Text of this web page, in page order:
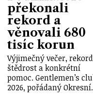
překonali
rekord a
věnovali 680
tisíc korun
Výjimečný večer,
štědrost a konkrétní
pomoc. Gentlemen’s
2026, pořádaný